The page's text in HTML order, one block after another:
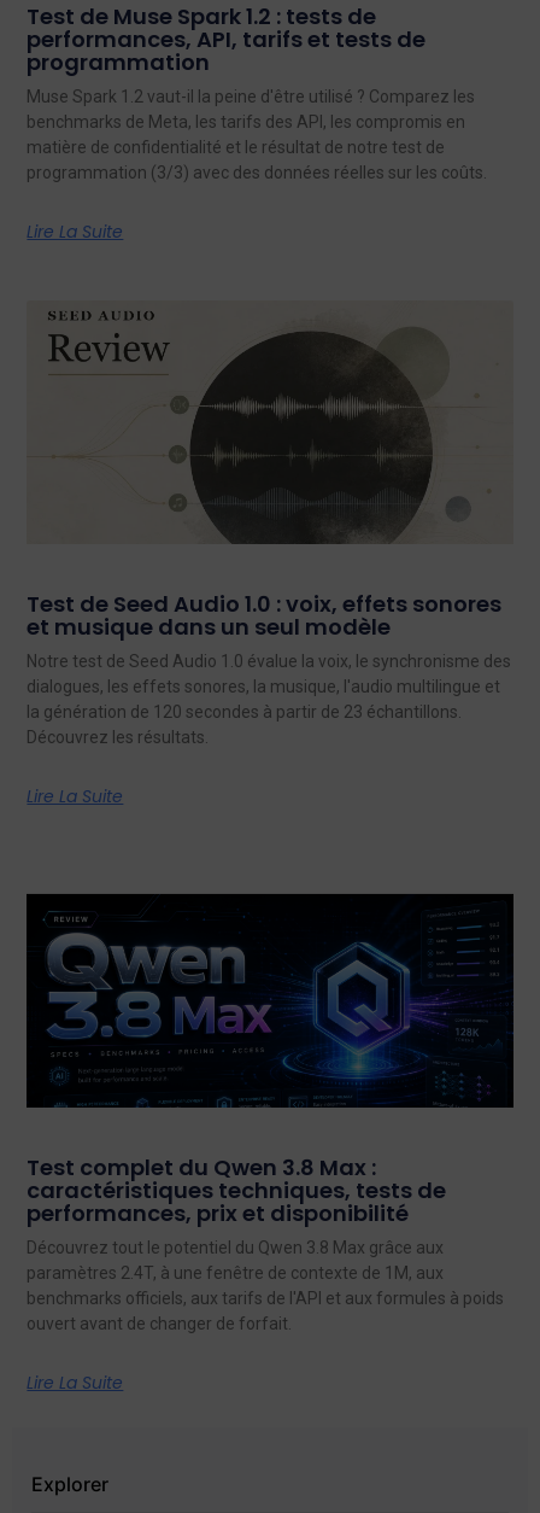
Test de Muse Spark 1.2 : tests de
performances, API, tarifs et tests de
programmation
Muse Spark 1.2 vaut-il la peine d'être utilisé ? Comparez les
benchmarks de Meta, les tarifs des API, les compromis en
matière de confidentialité et le résultat de notre test de
programmation (3/3) avec des données réelles sur les coûts.
Lire La Suite
Test de Seed Audio 1.0 : voix, effets sonores
et musique dans un seul modèle
Notre test de Seed Audio 1.0 évalue la voix, le synchronisme des
dialogues, les effets sonores, la musique, l'audio multilingue et
la génération de 120 secondes à partir de 23 échantillons.
Découvrez les résultats.
Lire La Suite
Test complet du Qwen 3.8 Max :
caractéristiques techniques, tests de
performances, prix et disponibilité
Découvrez tout le potentiel du Qwen 3.8 Max grâce aux
paramètres 2.4T, à une fenêtre de contexte de 1M, aux
benchmarks officiels, aux tarifs de l'API et aux formules à poids
ouvert avant de changer de forfait.
Lire La Suite
Explorer